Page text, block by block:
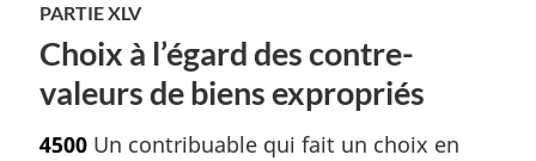
PARTIE XLV
Choix à l’égard des contre-
valeurs de biens expropriés
4500 Un contribuable qui fait un choix en